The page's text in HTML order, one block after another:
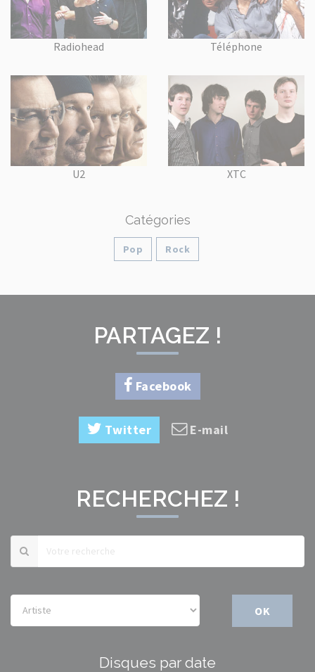
Radiohead Téléphone
U2 XTC
Catégories
Pop Rock
PARTAGEZ !
Facebook
Twitter E-mail
RECHERCHEZ !
OK
Disques par date